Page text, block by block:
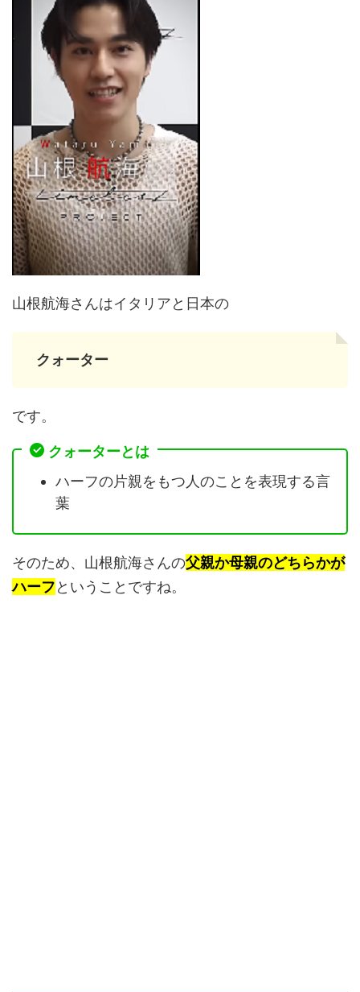
山根航海さんはイタリアと日本の
クォーター
です。
クォーターとは
ハーフの片親をもつ人のことを表現する言
葉
そのため、山根航海さんの父親か母親のどちらかが
ハーフということですね。